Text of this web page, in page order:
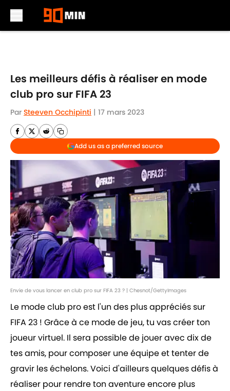
Les meilleurs défis à réaliser en mode
club pro sur FIFA 23
Par Steeven Occhipinti | 17 mars 2023
Add us as a preferred source
Envie de vous lancer en club pro sur FIFA 23 ? | Chesnot/GettyImages
Le mode club pro est l'un des plus appréciés sur
FIFA 23 ! Grâce à ce mode de jeu, tu vas créer ton
joueur virtuel. Il sera possible de jouer avec dix de
tes amis, pour composer une équipe et tenter de
gravir les échelons. Voici d'ailleurs quelques défis à
réaliser pour rendre ton aventure encore plus